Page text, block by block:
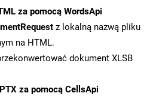
za pomocą WordsApi
z lokalną nazwą pliku
na HTML.
dokument XLSB
za pomocą CellsApi